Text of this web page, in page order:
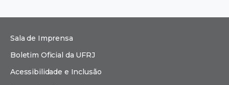
Sala de Imprensa
Boletim Oficial da UFRJ
Acessibilidade e Inclusão